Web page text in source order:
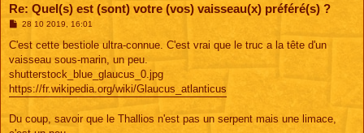
Re: Quel(s) est (sont) votre (vos) vaisseau(x) préféré(s) ?
M
s
a
g
28 10 2019, 16:01
C'est cette bestiole ultra-connue. C'est vrai que le truc a la tête d'un
vaisseau sous-marin, un peu.
shutterstock_blue_glaucus_0.jpg
https://fr.wikipedia.org/wiki/Glaucus_atlanticus
Du coup, savoir que le Thallios n'est pas un serpent mais une limace,